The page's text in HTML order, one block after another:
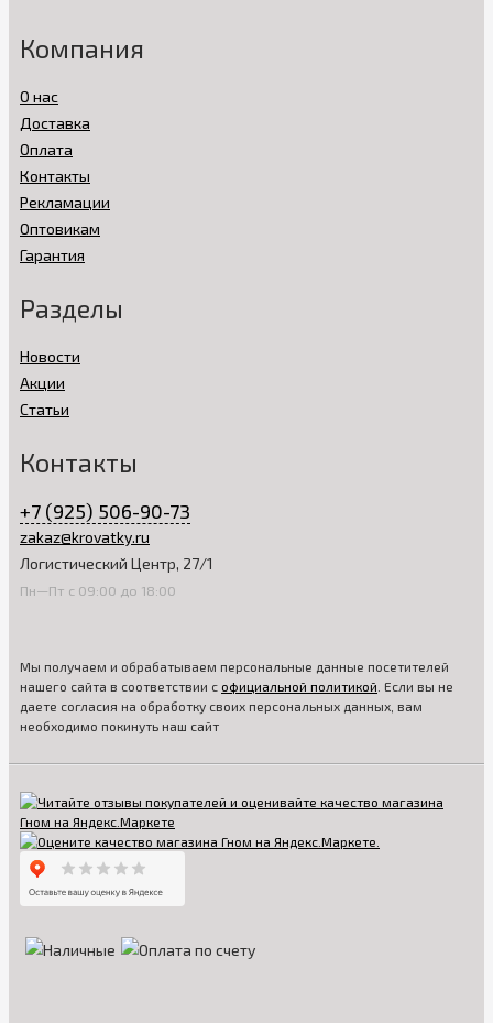
Компания
О нас
Доставка
Оплата
Контакты
Рекламации
Оптовикам
Гарантия
Разделы
Новости
Акции
Статьи
Контакты
+7 (925) 506-90-73
zakaz@krovatky.ru
Логистический Центр, 27/1
Пн—Пт с 09:00 до 18:00
Мы получаем и обрабатываем персональные данные посетителей
нашего сайта в соответствии с официальной политикой . Если вы не
даете согласия на обработку своих персональных данных, вам
необходимо покинуть наш сайт